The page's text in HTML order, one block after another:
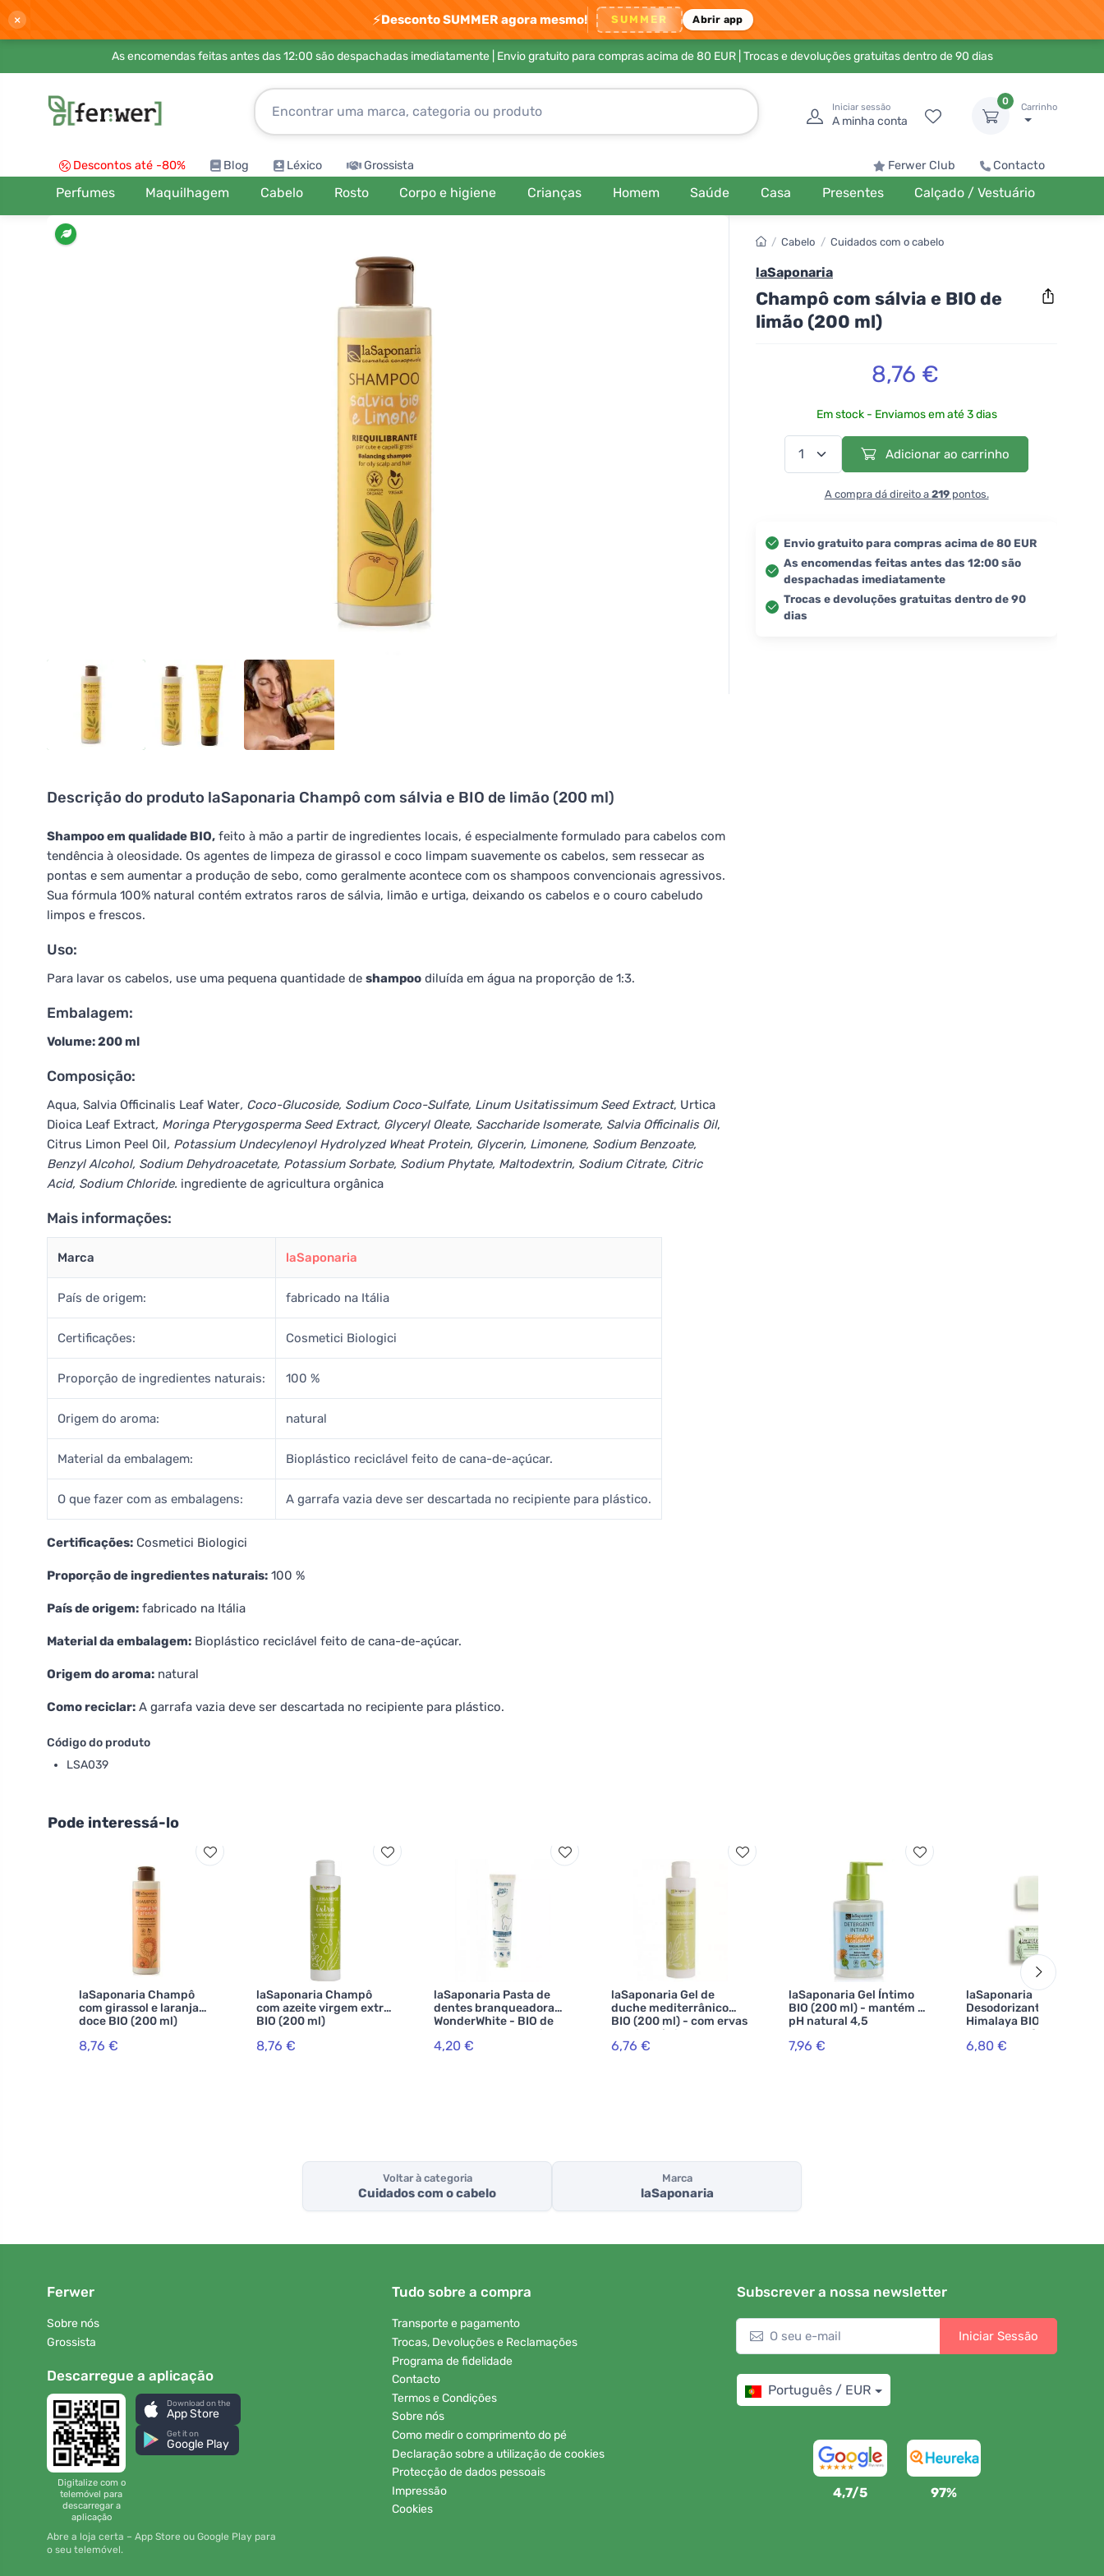
× ⚡Desconto SUMMER agora mesmo! SUMMER Abrir app
As encomendas feitas antes das 12:00 são despachadas imediatamente | Envio gratuito para compras acima de 80 EUR| Trocas e devoluções gratuitas dentro de 90 dias
Iniciar sessão
A minha conta
0
Carrinho
Descontos até -80% Blog Léxico Grossista Ferwer Club Contacto
Perfumes Maquilhagem Cabelo Rosto Corpo e higiene Crianças Homem Saúde Casa Presentes Calçado / Vestuário
Descrição do produto laSaponaria Champô com sálvia e BIO de limão (200 ml)
Shampoo em qualidade BIO, feito à mão a partir de ingredientes locais, é especialmente formulado para cabelos com
tendência à oleosidade. Os agentes de limpeza de girassol e coco limpam suavemente os cabelos, sem ressecar as
pontas e sem aumentar a produção de sebo, como geralmente acontece com os shampoos convencionais agressivos.
Sua fórmula 100% natural contém extratos raros de sálvia, limão e urtiga, deixando os cabelos e o couro cabeludo
limpos e frescos.
Uso:
Para lavar os cabelos, use uma pequena quantidade de shampoo diluída em água na proporção de 1:3.
Embalagem:
Volume: 200 ml
Composição:
Aqua, Salvia Officinalis Leaf Water, Coco-Glucoside, Sodium Coco-Sulfate, Linum Usitatissimum Seed Extract, Urtica
Dioica Leaf Extract, Moringa Pterygosperma Seed Extract, Glyceryl Oleate, Saccharide Isomerate, Salvia Officinalis Oil,
Citrus Limon Peel Oil, Potassium Undecylenoyl Hydrolyzed Wheat Protein, Glycerin, Limonene, Sodium Benzoate,
Benzyl Alcohol, Sodium Dehydroacetate, Potassium Sorbate, Sodium Phytate, Maltodextrin, Sodium Citrate, Citric
Acid, Sodium Chloride. ingrediente de agricultura orgânica
Mais informações:
Marca laSaponaria
País de origem: fabricado na Itália
Certificações: Cosmetici Biologici
Proporção de ingredientes naturais: 100 %
Origem do aroma: natural
Material da embalagem: Bioplástico reciclável feito de cana-de-açúcar.
O que fazer com as embalagens: A garrafa vazia deve ser descartada no recipiente para plástico.
Certificações: Cosmetici Biologici
Proporção de ingredientes naturais: 100 %
País de origem: fabricado na Itália
Material da embalagem: Bioplástico reciclável feito de cana-de-açúcar.
Origem do aroma: natural
Como reciclar: A garrafa vazia deve ser descartada no recipiente para plástico.
Código do produto
LSA039
/ Cabelo / Cuidados com o cabelo
laSaponaria
Champô com sálvia e BIO de
limão (200 ml)
8,76 €
Em stock - Enviamos em até 3 dias
Adicionar ao carrinho
A compra dá direito a 219pontos.
Envio gratuito para compras acima de 80 EUR
As encomendas feitas antes das 12:00 são
despachadas imediatamente
Trocas e devoluções gratuitas dentro de 90
dias
Pode interessá-lo
laSaponaria Champô
com girassol e laranja
doce BIO (200 ml)
8,76 €
laSaponaria Champô
com azeite virgem extra
BIO (200 ml)
8,76 €
laSaponaria Pasta de
dentes branqueadora
WonderWhite - BIO de
menta e carvão activado
(75 ml)
4,20 €
laSaponaria Gel de
duche mediterrânico
BIO (200 ml) - com ervas
mediterrânicas
6,76 €
laSaponaria Gel Íntimo
BIO (200 ml) - mantém o
pH natural 4,5
7,96 €
laSaponaria
Desodorizante sólido
Himalaya BIO (40 g) -
com aroma fresco de
árvore do chá e
6,80 €
Voltar à categoria
Cuidados com o cabelo
Marca
laSaponaria
Ferwer
Sobre nós
Grossista
Descarregue a aplicação
Digitalize com o
telemóvel para
descarregar a
aplicação
Download on the
App Store
Get it on
Google Play
Abre a loja certa – App Store ou Google Play para
o seu telemóvel.
Tudo sobre a compra
Transporte e pagamento
Trocas, Devoluções e Reclamações
Programa de fidelidade
Contacto
Termos e Condições
Sobre nós
Como medir o comprimento do pé
Declaração sobre a utilização de cookies
Protecção de dados pessoais
Impressão
Cookies
Subscrever a nossa newsletter
Iniciar Sessão
Português / EUR
4,7/5 97%